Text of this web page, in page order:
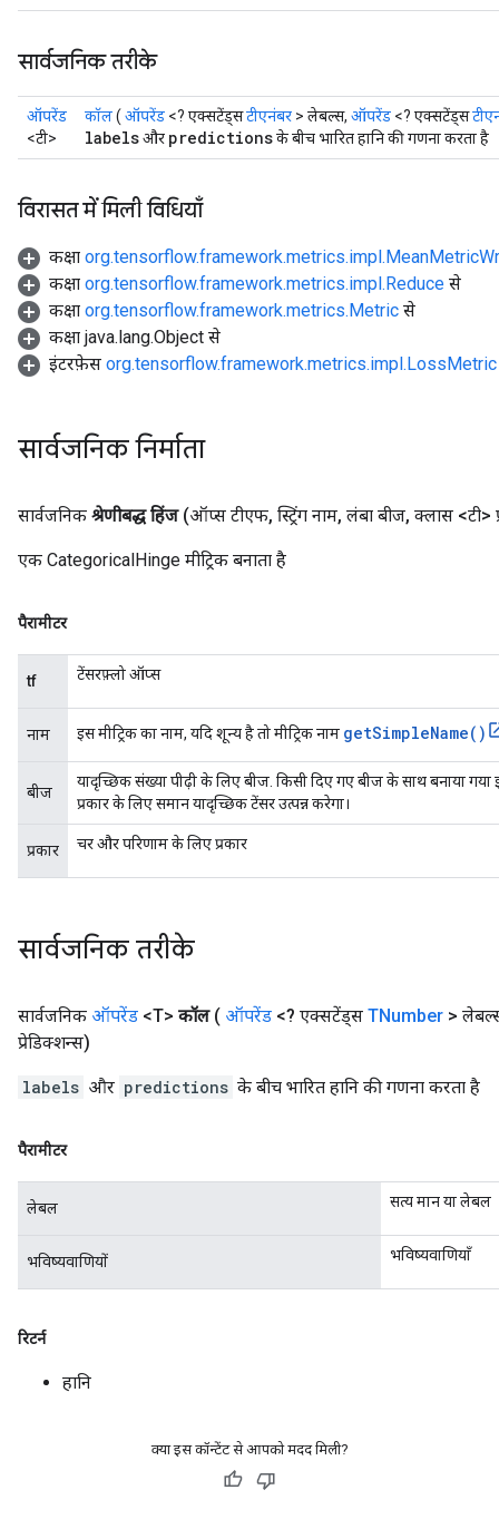
सार्वजनिक तरीके
ऑपरेंड
<टी>
कॉल( ऑपरेंड <? एक्सटेंड्सटीएनंबर > लेबल्स, ऑपरेंड <? एक्सटेंड्स
labelsऔर predictionsके बीच भारित हानि की गणना करता है
विरासत में मिली विधियाँ
कक्षा
कक्षा org.tensorflow.framework.metrics.impl.Reduce से
कक्षा org.tensorflow.framework.metrics.Metric से
कक्षा java.lang.Object से
इंटरफ़ेस org.tensorflow.framework.metrics.impl.LossMetric
सार्वजनिक निर्माता
सार्वजनिक श्रेणीबद्ध हिंज (ऑप्स टीएफ, स्ट्रिंग नाम, लंबा बीज, क्लास <टी>
एक CategoricalHinge मीट्रिक बनाता है
पैरामीटर
tf टेंसरफ़्लो ऑप्स
नाम इस मीट्रिक का नाम, यदि शून्य है तो मीट्रिक नाम getSimpleName( )
बीज
यादृच्छिक संख्या पीढ़ी के लिए बीज. किसी दिए गए बीज के साथ बनाया
प्रकार के लिए समान यादृच्छिक टेंसर उत्पन्न करेगा।
प्रकार चर और परिणाम के लिए प्रकार
सार्वजनिक तरीके
सार्वजनिक ऑपरेंड <T> कॉल ( ऑपरेंड <? एक्सटेंड्स TNumber >
प्रेडिक्शन्स)
labels और predictions के बीच भारित हानि की गणना करता है
पैरामीटर
लेबल सत्य मान या लेबल
भविष्यवाणियों भविष्यवाणियाँ
रिटर्न
हानि
क्या इस कॉन्टेंट से आपको मदद मिली?